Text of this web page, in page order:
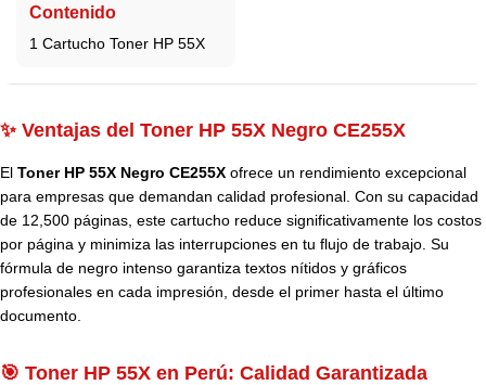
Contenido
1 Cartucho Toner HP 55X
✨ Ventajas del Toner HP 55X Negro CE255X
El Toner HP 55X Negro CE255X ofrece un rendimiento excepcional
para empresas que demandan calidad profesional. Con su capacidad
de 12,500 páginas, este cartucho reduce significativamente los costos
por página y minimiza las interrupciones en tu flujo de trabajo. Su
fórmula de negro intenso garantiza textos nítidos y gráficos
profesionales en cada impresión, desde el primer hasta el último
documento.
🎯 Toner HP 55X en Perú: Calidad Garantizada